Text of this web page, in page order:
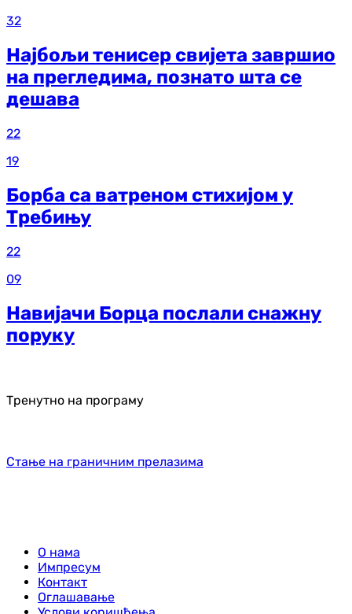
32
Најбољи тенисер свијета завршио
на прегледима, познато шта се
дешава
22
19
Борба са ватреном стихијом у
Требињу
22
09
Навијачи Борца послали снажну
поруку
Тренутно на програму
Стање на граничним прелазима
О нама
Импресум
Контакт
Оглашавање